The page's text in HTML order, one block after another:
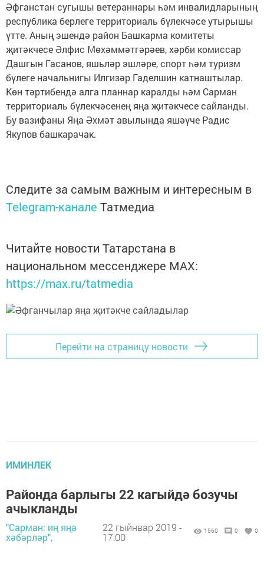
Әфганстан сугышы ветераннары һәм инвалидларының
республика берлеге территориаль бүлекчәсе утырышы
үтте. Аның эшендә район Башкарма комитеты
җитәкчесе Әлфис Мөхәммәтгәрәев, хәрби комиссар
Дашгын Гасанов, яшьләр эшләре, спорт һәм туризм
бүлеге начальнигы Илгизәр Гаделшин катнаштылар.
Көн тәртибендә алга планнар каралды һәм Сарман
территориаль бүлекчәсенең яңа җитәкчесе сайланды.
Бу вазифаны Яңа Әхмәт авылында яшәүче Радис
Якупов башкарачак.
Следите за самым важным и интересным в
Telegram-канале Татмедиа
Читайте новости Татарстана в
национальном мессенджере MАХ:
https://max.ru/tatmedia
Перейти на страницу новости
ИМИНЛЕК
Районда барлыгы 22 кагыйдә бозучы
ачыкланды
"Сарман: иң яңа
хәбәрләр",
22 гыйнвар 2019 -
17:00
1560 0 0